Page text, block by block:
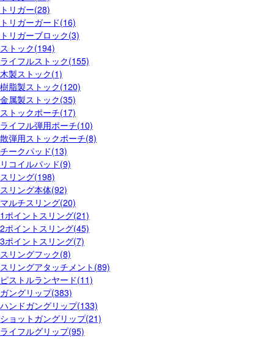
トリガー(28)
トリガーガード(16)
トリガーブロック(3)
ストック(194)
ライフルストック(155)
木製ストック(1)
樹脂製ストック(120)
金属製ストック(35)
ストックポーチ(17)
ライフル弾用ポーチ(10)
散弾用ストックポーチ(8)
チークパッド(13)
リコイルパッド(9)
スリング(198)
スリング本体(92)
マルチスリング(20)
1ポイントスリング(21)
2ポイントスリング(45)
3ポイントスリング(7)
スリングフック(8)
スリングアタッチメント(89)
ピストルランヤード(11)
ガングリップ(383)
ハンドガングリップ(133)
ショットガングリップ(21)
ライフルグリップ(95)